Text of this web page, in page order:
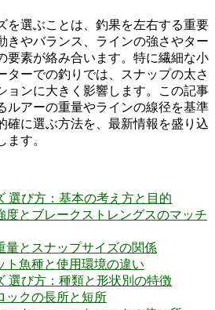
を選ぶことは、釣果を左右する重要
きやバランス、ラインの強さやター
要素が絡み合います。特に繊細な小
ターでの釣りでは、スナップの太さ
ョンに大きく影響します。この記事
ルアーの重量やラインの線径を基準
確に選ぶ方法を、最新情報を盛り込
す。
選び方：基本の考え方と目的
度とブレークストレングスのマッチ
量とスナップサイズの関係
ト魚種と使用環境の違い
選び方：種類と形状別の特徴
ックの長所と短所